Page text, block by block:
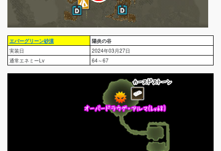
エバーグリーン砂漠
陽炎の谷
実装日
2024年03月27日
通常エネミーLv
64～67